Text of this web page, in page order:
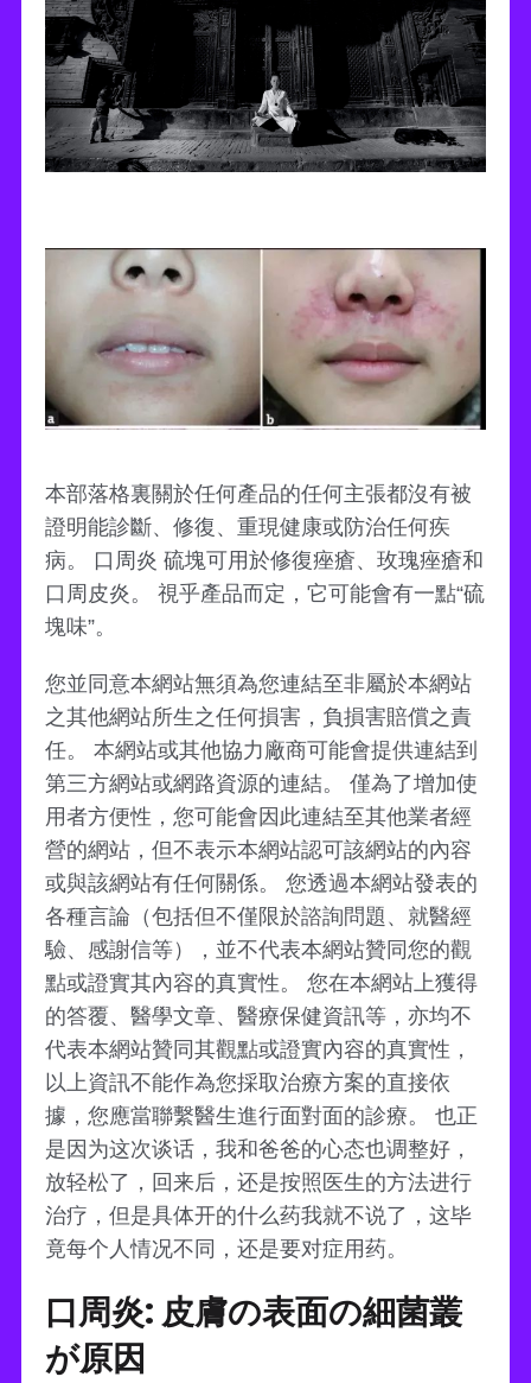
本部落格裏關於任何產品的任何主張都沒有被
證明能診斷、修復、重現健康或防治任何疾
病。 口周炎 硫塊可用於修復痤瘡、玫瑰痤瘡和
口周皮炎。 視乎產品而定，它可能會有一點“硫
塊味”。
您並同意本網站無須為您連結至非屬於本網站
之其他網站所生之任何損害，負損害賠償之責
任。 本網站或其他協力廠商可能會提供連結到
第三方網站或網路資源的連結。 僅為了增加使
用者方便性，您可能會因此連結至其他業者經
營的網站，但不表示本網站認可該網站的內容
或與該網站有任何關係。 您透過本網站發表的
各種言論（包括但不僅限於諮詢問題、就醫經
驗、感謝信等），並不代表本網站贊同您的觀
點或證實其內容的真實性。 您在本網站上獲得
的答覆、醫學文章、醫療保健資訊等，亦均不
代表本網站贊同其觀點或證實內容的真實性，
以上資訊不能作為您採取治療方案的直接依
據，您應當聯繫醫生進行面對面的診療。 也正
是因为这次谈话，我和爸爸的心态也调整好，
放轻松了，回来后，还是按照医生的方法进行
治疗，但是具体开的什么药我就不说了，这毕
竟每个人情况不同，还是要对症用药。
口周炎: 皮膚の表面の細菌叢
が原因